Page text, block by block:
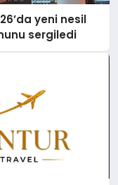
yeni nesil
sergiledi